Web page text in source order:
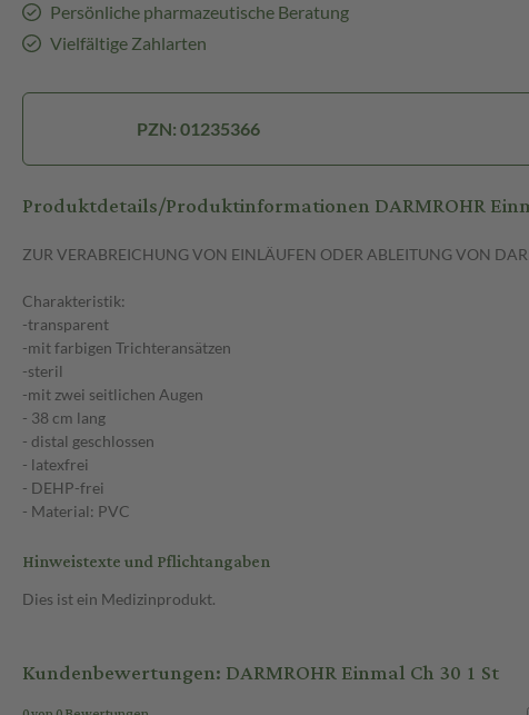
Persönliche pharmazeutische Beratung
Vielfältige Zahlarten
PZN: 01235366
Produktdetails/Produktinformationen DARMROHR
ZUR VERABREICHUNG VON EINLÄUFEN ODER ABLEITUNG VON
Charakteristik:
-transparent
-mit farbigen Trichteransätzen
-steril
-mit zwei seitlichen Augen
- 38 cm lang
- distal geschlossen
- latexfrei
- DEHP-frei
- Material: PVC
Hinweistexte und Pflichtangaben
Dies ist ein Medizinprodukt.
Kundenbewertungen: DARMROHR Einmal Ch 30 1 St